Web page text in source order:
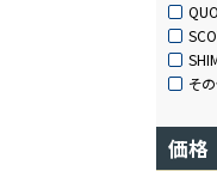
そ
価格